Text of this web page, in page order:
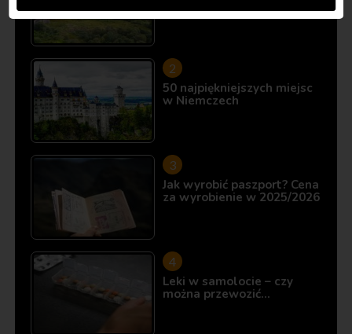
50 najpiękniejszych miejsc
w Niemczech
Jak wyrobić paszport? Cena
za wyrobienie w 2025/2026
Leki w samolocie – czy
można przewozić…